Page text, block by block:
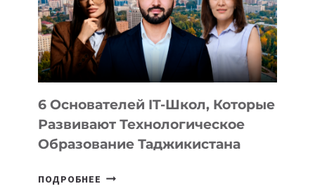
УСТРОЙСТВА
ОТ
OPENAI
6 Основателей IT-Школ, Которые
Развивают Технологическое
Образование Таджикистана
ПОДРОБНЕЕ 6